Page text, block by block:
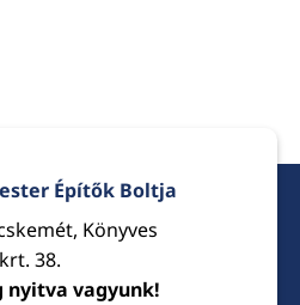
Építők Boltja
Könyves
38.
nyitva vagyunk!